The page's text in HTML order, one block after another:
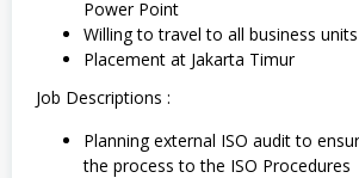
Power Point
Willing to travel to all business units
Placement at Jakarta Timur
Job Descriptions :
Planning external ISO audit to
the process to the ISO Procedures